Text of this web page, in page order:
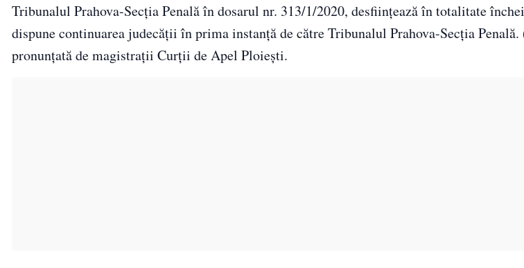
Tribunalul Prahova-Secţia Penală în dosarul nr. 313/1/2020, desfiinţează în totalitate
dispune continuarea judecăţii în prima instanţă de către Tribunalul Prahova-Secţia
pronunţată de magistraţii Curţii de Apel Ploieşti.